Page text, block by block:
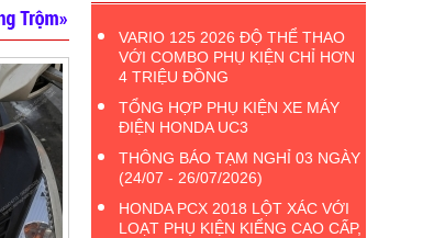
VARIO 125 2026 ĐỘ THỂ THAO
VỚI COMBO PHỤ KIỆN CHỈ HƠN
4 TRIỆU ĐỒNG
TỔNG HỢP PHỤ KIỆN XE MÁY
ĐIỆN HONDA UC3
THÔNG BÁO TẠM NGHỈ 03 NGÀY
(24/07 - 26/07/2026)
HONDA PCX 2018 LỘT XÁC VỚI
LOẠT PHỤ KIỆN KIỂNG CAO CẤP,